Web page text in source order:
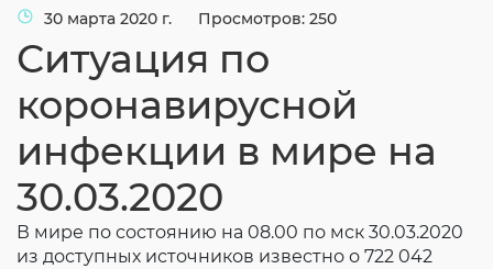
30 марта 2020 г. Просмотров: 250
Ситуация по
коронавирусной
инфекции в мире на
30.03.2020
В мире по состоянию на 08.00 по мск 30.03.2020
из доступных источников известно о 722 042
Загрузить файл
Согласие на обработку личных данных
Введите слово с картинки*: